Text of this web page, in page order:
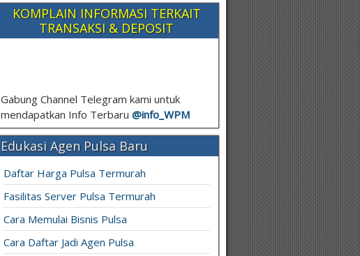
KOMPLAIN INFORMASI TERKAIT
TRANSAKSI & DEPOSIT
Gabung Channel Telegram kami untuk
mendapatkan Info Terbaru @info_ WPM
Edukasi Agen Pulsa Baru
Daftar Harga Pulsa Termurah
Fasilitas Server Pulsa Termurah
Cara Memulai Bisnis Pulsa
Cara Daftar Jadi Agen Pulsa